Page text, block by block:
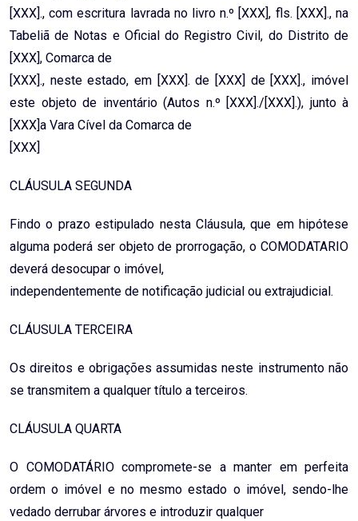
[XXX]., com escritura lavrada no livro n.º [XXX], fls. [XXX]., na
Tabeliã de Notas e Oficial do Registro Civil, do Distrito de
[XXX], Comarca de
[XXX]., neste estado, em [XXX]. de [XXX] de [XXX]., imóvel
este objeto de inventário (Autos n.º [XXX]./[XXX].), junto à
[XXX]a Vara Cível da Comarca de
[XXX]
CLÁUSULA SEGUNDA
Findo o prazo estipulado nesta Cláusula, que em hipótese
alguma poderá ser objeto de prorrogação, o COMODATARIO
deverá desocupar o imóvel,
independentemente de notificação judicial ou extrajudicial.
CLÁUSULA TERCEIRA
Os direitos e obrigações assumidas neste instrumento não
se transmitem a qualquer título a terceiros.
CLÁUSULA QUARTA
O COMODATÁRIO compromete-se a manter em perfeita
ordem o imóvel e no mesmo estado o imóvel, sendo-lhe
vedado derrubar árvores e introduzir qualquer